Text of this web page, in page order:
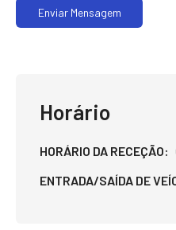
Enviar Mensagem
Horário
HORÁRIO DA RECEÇÃO
ENTRADA/SAÍDA DE